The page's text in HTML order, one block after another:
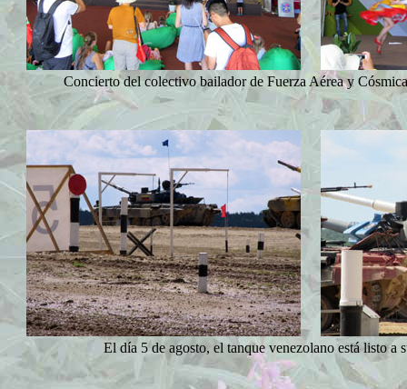
Concierto del colectivo bailador de Fuerza Aérea y
El día 5 de agosto, el tanque venezolano está listo a